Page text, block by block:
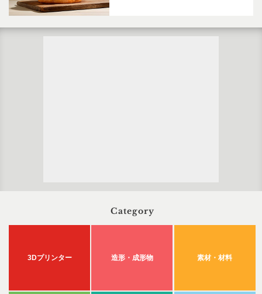
Category
3Dプリンター 造形・成形物 素材・材料